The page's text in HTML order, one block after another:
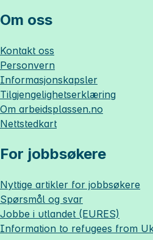
Om oss
Kontakt oss
Personvern
Informasjonskapsler
Tilgjengelighetserklæring
Om arbeidsplassen.no
Nettstedkart
For jobbsøkere
Nyttige artikler for jobbsøkere
Spørsmål og svar
Jobbe i utlandet (EURES)
Information to refugees from